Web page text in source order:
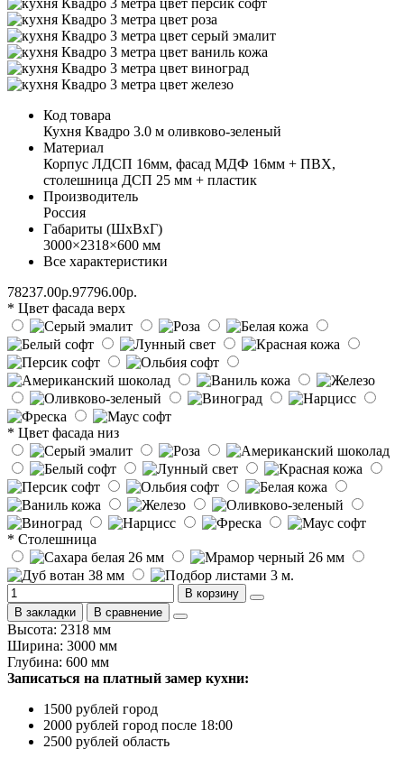
Код товара
Кухня Квадро 3.0 м оливково-зеленый
Материал
Корпус ЛДСП 16мм, фасад МДФ 16мм + ПВХ,
столешница ДСП 25 мм + пластик
Производитель
Россия
Габариты (ШхВхГ)
3000×2318×600 мм
Все характеристики
78237.00р.97796.00р.
* Цвет фасада верх
* Цвет фасада низ
* Столешница
В корзину
В закладки
В сравнение
Высота: 2318 мм
Ширина: 3000 мм
Глубина: 600 мм
Записаться на платный замер кухни:
1500 рублей город
2000 рублей город после 18:00
2500 рублей область